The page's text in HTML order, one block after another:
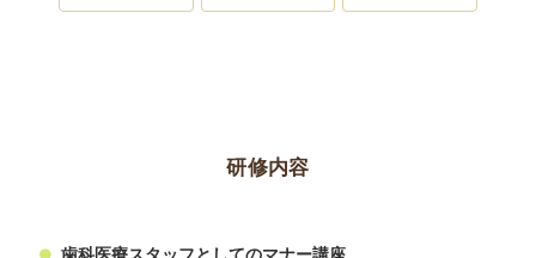
研修内容
歯科医療スタッフとしてのマナー講座